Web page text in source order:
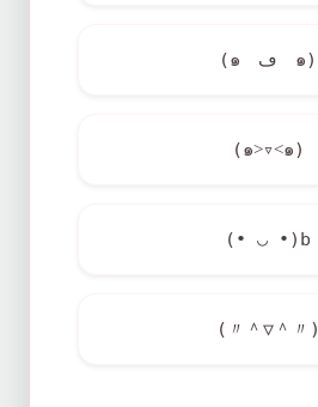
(๑ゝڡゝ๑)
(๑˃▿˂๑)
(• ◡ •)b
(〃＾▽＾〃)